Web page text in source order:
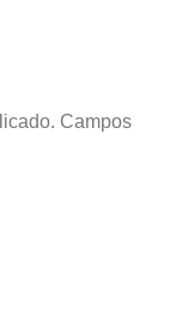
Campos